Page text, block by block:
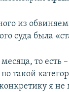
из
суда была
то есть
такой
я не